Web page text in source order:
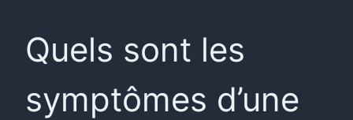
Quels sont les
symptômes d’une